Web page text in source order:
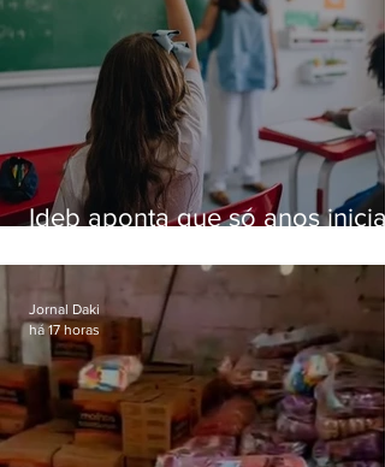
Ideb aponta que só anos
educação
Jornal Daki
há 17 horas